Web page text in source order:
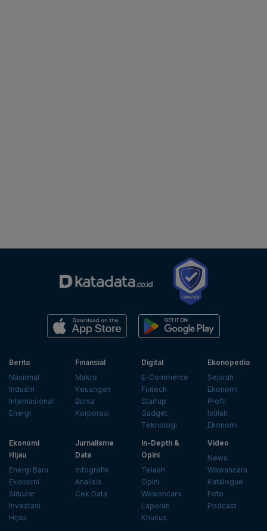
Berita
Nasional
Industri
Internasional
Energi
Finansial
Makro
Keuangan
Bursa
Korporasi
Digital
E-Commerce
Fintech
Startup
Gadget
Teknologi
Ekonopedia
Sejarah
Ekonomi
Profil
Istilah
Ekonomi
Ekonomi
Hijau
Energi Baru
Ekonomi
Sirkular
Investasi
Hijau
Jurnalisme
Data
Infografik
Analisis
Cek Data
In-Depth &
Opini
Telaah
Opini
Wawancara
Laporan
Khusus
Video
News
Wawancara
Katalogue
Foto
Podcast